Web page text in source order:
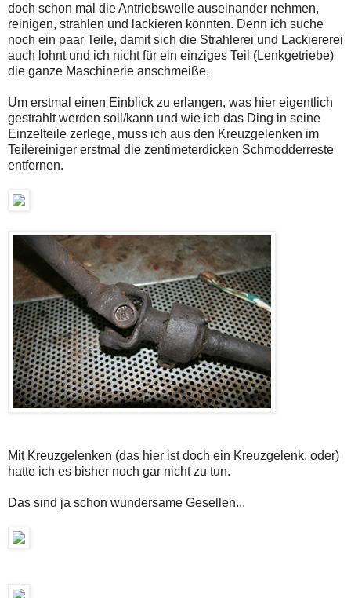
doch schon mal die Antriebswelle auseinander nehmen,
reinigen, strahlen und lackieren könnten. Denn ich suche
noch ein paar Teile, damit sich die Strahlerei und Lackiererei
auch lohnt und ich nicht für ein einziges Teil (Lenkgetriebe)
die ganze Maschinerie anschmeiße.
Um erstmal einen Einblick zu erlangen, was hier eigentlich
gestrahlt werden soll/kann und wie ich das Ding in seine
Einzelteile zerlege, muss ich aus den Kreuzgelenken im
Teilereiniger erstmal die zentimeterdicken Schmodderreste
entfernen.
Mit Kreuzgelenken (das hier ist doch ein Kreuzgelenk, oder)
hatte ich es bisher noch gar nicht zu tun.
Das sind ja schon wundersame Gesellen...